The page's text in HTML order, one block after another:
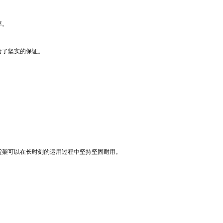
坚实的保证。
可以在长时刻的运用过程中坚持坚固耐用。